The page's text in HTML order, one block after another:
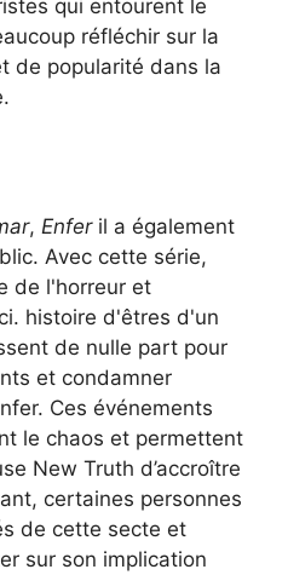
qui entourent le
réfléchir sur la
de popularité dans la
, Enfer il a également
Avec cette série,
de l'horreur et
histoire d'êtres d'un
de nulle part pour
et condamner
Ces événements
le chaos et permettent
New Truth d’accroître
certaines personnes
de cette secte et
sur son implication